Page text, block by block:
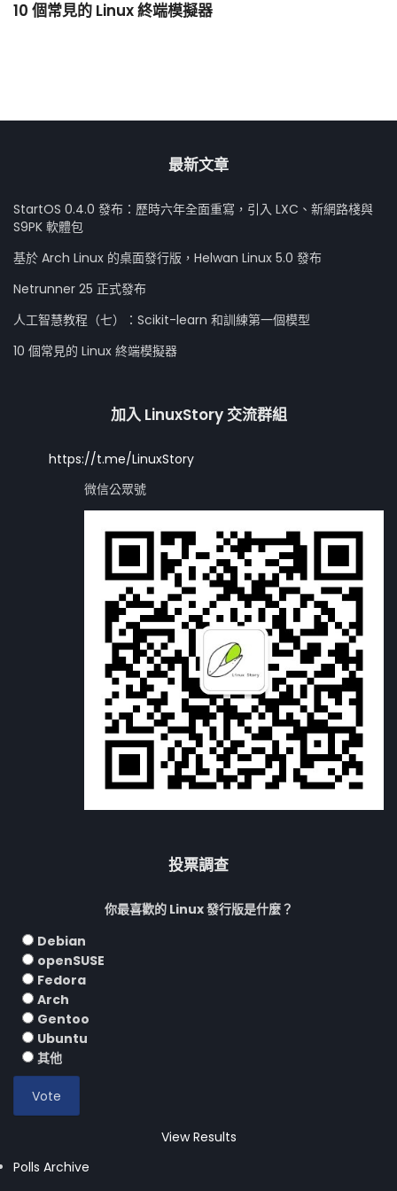
10 個常見的 Linux 終端模擬器
最新文章
StartOS 0.4.0 發布：歷時六年全面重寫，引入 LXC、新網路棧與
S9PK 軟體包
基於 Arch Linux 的桌面發行版，Helwan Linux 5.0 發布
Netrunner 25 正式發布
人工智慧教程（七）：Scikit-learn 和訓練第一個模型
10 個常見的 Linux 終端模擬器
加入 LinuxStory 交流群組
https://t.me/LinuxStory
微信公眾號
投票調查
你最喜歡的 Linux 發行版是什麼？
Debian
openSUSE
Fedora
Arch
Gentoo
Ubuntu
其他
View Results
Polls Archive